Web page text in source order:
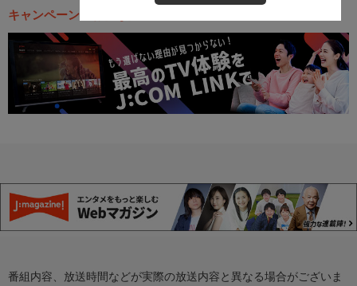
キャンペーン・お得な情報
番組内容、放送時間などが実際の放送内容と異なる場合がございま